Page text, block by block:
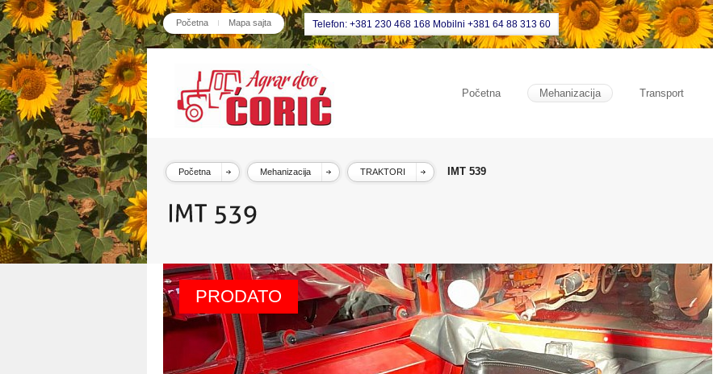
Početna Mapa sajta Telefon: +381 230 468 168 Mobilni +381 64 88 313 60
Početna Mehanizacija Transport
Početna Mehanizacija TRAKTORI IMT 539
PRODATO